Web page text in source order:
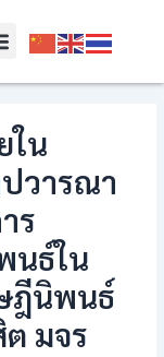
ใน
วารณา
ร
นธ์ใน
ฎีนิพนธ์
มจร